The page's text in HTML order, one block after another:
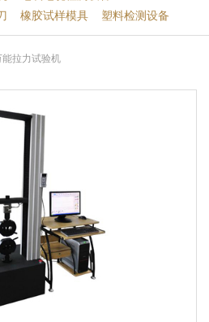
橡胶试样模具 塑料检测设备
能拉力试验机